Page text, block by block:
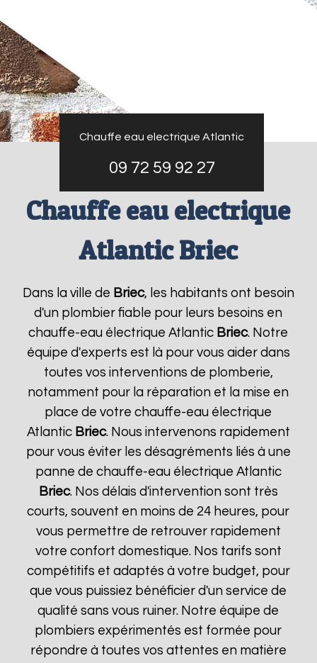
Chauffe eau electrique Atlantic
09 72 59 92 27
Chauffe eau electrique
Atlantic Briec
Dans la ville de Briec, les habitants ont besoin
d'un plombier fiable pour leurs besoins en
chauffe-eau électrique Atlantic Briec. Notre
équipe d'experts est là pour vous aider dans
toutes vos interventions de plomberie,
notamment pour la réparation et la mise en
place de votre chauffe-eau électrique
Atlantic Briec. Nous intervenons rapidement
pour vous éviter les désagréments liés à une
panne de chauffe-eau électrique Atlantic
Briec. Nos délais d'intervention sont très
courts, souvent en moins de 24 heures, pour
vous permettre de retrouver rapidement
votre confort domestique. Nos tarifs sont
compétitifs et adaptés à votre budget, pour
que vous puissiez bénéficier d'un service de
qualité sans vous ruiner. Notre équipe de
plombiers expérimentés est formée pour
répondre à toutes vos attentes en matière